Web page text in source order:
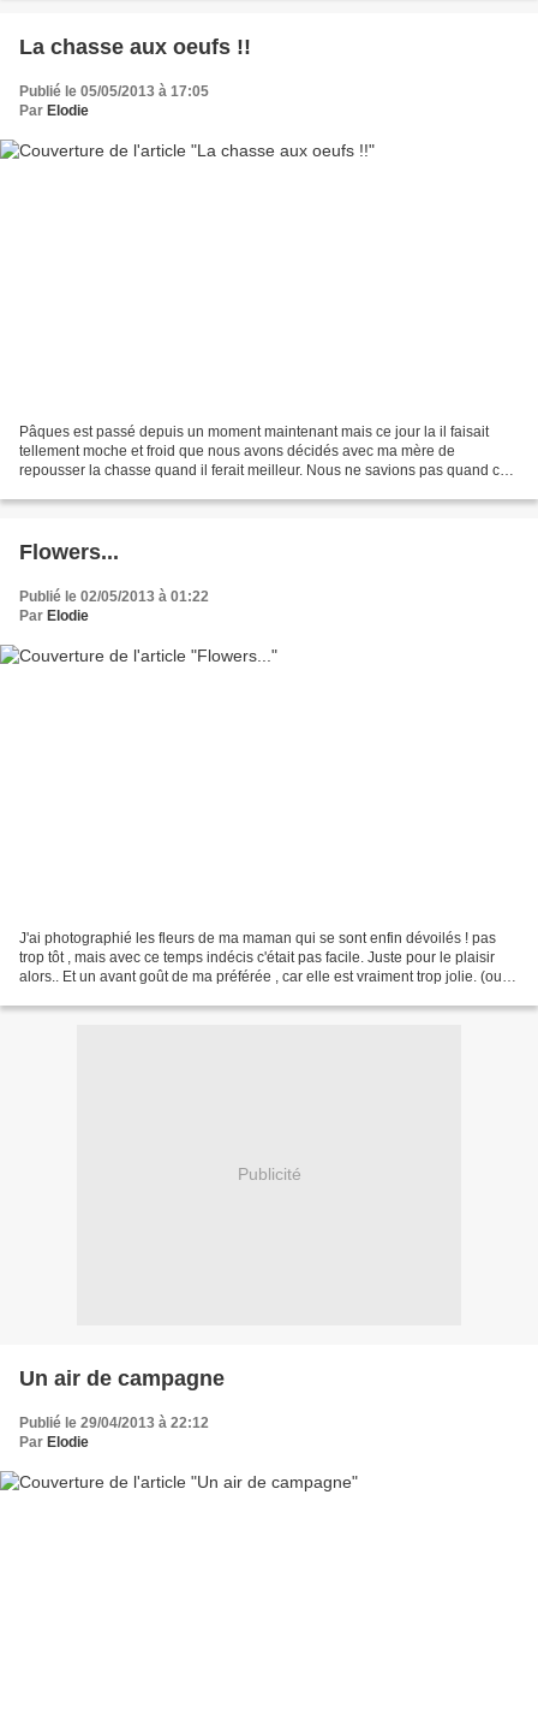
La chasse aux oeufs !!
Publié le 05/05/2013 à 17:05
Par Elodie
Pâques est passé depuis un moment maintenant mais ce jour la il faisait
tellement moche et froid que nous avons décidés avec ma mère de
repousser la chasse quand il ferait meilleur. Nous ne savions pas quand ce
Flowers...
Publié le 02/05/2013 à 01:22
Par Elodie
J'ai photographié les fleurs de ma maman qui se sont enfin dévoilés ! pas
trop tôt , mais avec ce temps indécis c'était pas facile. Juste pour le plaisir
alors.. Et un avant goût de ma préférée , car elle est vraiment trop jolie. (oui
Publicité
Un air de campagne
Publié le 29/04/2013 à 22:12
Par Elodie